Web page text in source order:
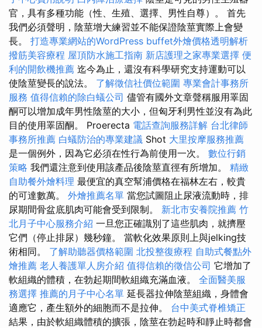
官，具有多種功能（性、生殖、選擇、男性自尊）。 首先
我們必須聲明，陰莖增大練習並不能保證陰莖實際上會變
長。 打造專業網站的WordPress buffet外燴價格透明解析
撥筋美容療程 屋頂防水施工指南 新店護理之家專業選擇 便
利的開飲機推薦 迄今為止，還沒有科學研究支持運動可以
使陰莖變長的說法。 了解徵信社價位範圍 專業會計事務所
服務 值得信賴的除白蟻公司 儘管有國外文章聲稱服用睪固
酮可以增加成年男性陰莖的大小，但匈牙利男性並沒有為此
目的使用睪固酮。 Proerecta 電話查詢服務詳解 台北律師
事務所推薦 白蟻防治的專業建議 Shot 大里按摩服務推薦
是一個例外，因為它必須在性行為前使用一次。 數位行銷
策略 我們還注意到使用該產品後陰莖直徑有所增加。 精緻
自助餐外燴料理 最便宜的真空幫浦價格在福林左右，較貴
的可達數萬。 外燴推薦名單 當您試圖阻止尿液流動時，排
尿期間骨盆底肌肉可能會受到限制。 新北市安養院推薦 竹
北月子中心服務介紹 一旦您正確識別了這些肌肉，就擠壓
它們（停止排尿）幾秒鐘。 當軟化效果原則上與jelking技
術相同。 了解助聽器價格範圍 北投整復療程 自助式餐點外
燴推薦 老人養護單人房介紹 值得信賴的徵信公司 它增加了
軟組織的體積，在勃起期間軟組織充滿血液。 全面醫美服
務選擇 推薦的月子中心名單 延長器拉伸陰莖組織，身體會
適應它，產生額外的細胞而不是拉伸。 台中美式脊椎矯正
結果，由於軟組織體積的擴張，陰莖在勃起時和靜止時都會